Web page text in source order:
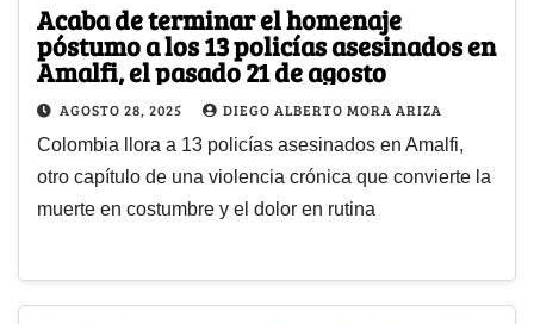
Acaba de terminar el homenaje
póstumo a los 13 policías asesinados en
Amalfi, el pasado 21 de agosto
AGOSTO 28, 2025 DIEGO ALBERTO MORA ARIZA
Colombia llora a 13 policías asesinados en Amalfi,
otro capítulo de una violencia crónica que convierte la
muerte en costumbre y el dolor en rutina